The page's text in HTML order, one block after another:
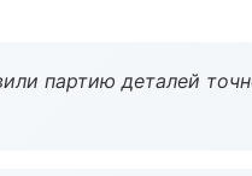
партию деталей